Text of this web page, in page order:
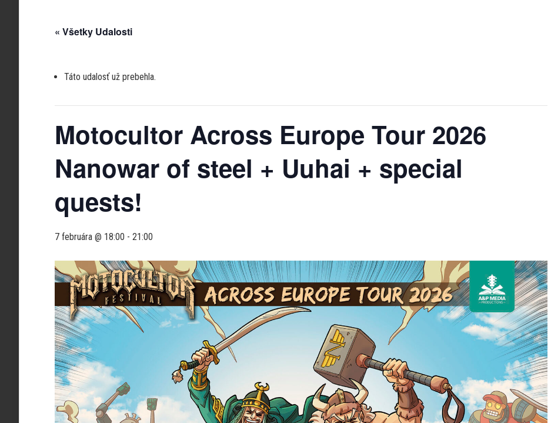
« Všetky Udalosti
Táto udalosť už prebehla.
Motocultor Across Europe Tour 2026
Nanowar of steel + Uuhai + special
quests!
7 februára @ 18:00 - 21:00